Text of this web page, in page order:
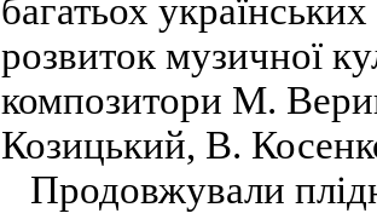
багатьох
розвиток музичної
композитори М.
Козицький, В.
Продовжували